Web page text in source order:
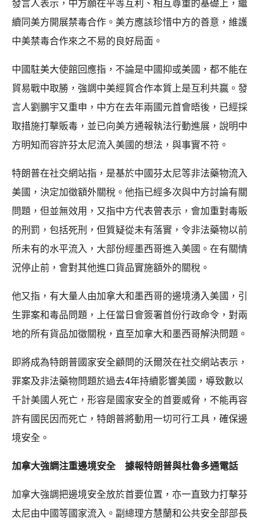
發言人表示，中方願在平等互利、相互尊重的基礎上，繼
續同美方開展禁毒合作。美方應該珍惜中方的善意，維護
中美禁毒合作來之不易的良好局面。
中國駐美大使館回應指，不論是中國抑或美國，都不能在
貿易戰中取勝，強調中美經貿合作本質上是互利共贏。發
言人劉鵬宇又重申，中方在去年兩國元首會晤後，已經採
取措施打擊販毒，並已向美方通報執法行動進展，說明中
方明知而容許芬太尼流入美國的想法，與事實不符。
特朗普在社交網站指，是基於中國芬太尼等非法藥物流入
美國，決定加徵額外關稅。他指已經多次與中方討論有關
問題，但並無效用，又指中方代表曾表示，會加重對毒販
的刑罰，包括死刑，但質疑從未有落實，令非法藥物以前
所未有的水平流入，大部份經墨西哥進入美國。在有關情
況停止前，會對其他進口貨品實施額外的關稅。
他又指，有大量人由加拿大和墨西哥的邊境湧入美國，引
生罪案和毒品問題，上任當日會簽署首份行政命令，對兩
地的所有貨品加徵關稅，直至加拿大和墨西哥解決問題。
即將成為特朗普國家安全顧問的沃爾茨在社交網站表示，
罪案及非法藥物問題於過去4年持續影響美國，導致數以
千計美國人死亡，形容是國家安全的首要威脅，不能再容
許有國民因而死亡，特朗普將動用一切可行工具，確保邊
境安全。
加拿大強調注重邊境安全 據報特朗普與杜魯多通電話
加拿大強調把邊境安全放於首要位置，亦一直致力打擊芬
太尼由中國等國家流入。副總理方慧蘭和公共安全部部長